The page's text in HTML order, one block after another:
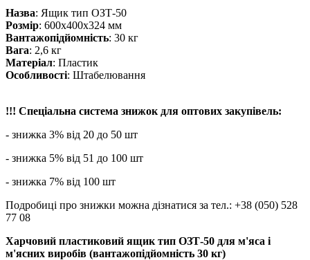
Назва: Ящик тип ОЗТ-50
Розмір: 600х400х324 мм
Вантажопідйомність: 30 кг
Вага: 2,6 кг
Матеріал: Пластик
Особливості: Штабелювання
!!! Спеціальна система знижок для оптових закупівель:
- знижка 3% від 20 до 50 шт
- знижка 5% від 51 до 100 шт
- знижка 7% від 100 шт
Подробиці про знижки можна дізнатися за тел.: +38 (050) 528
77 08
Харчовий пластиковий ящик тип ОЗТ-50 для м'яса і
м'ясних виробів (вантажопідйомність 30 кг)